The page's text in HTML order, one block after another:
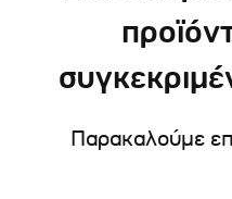
Παρακαλούμε